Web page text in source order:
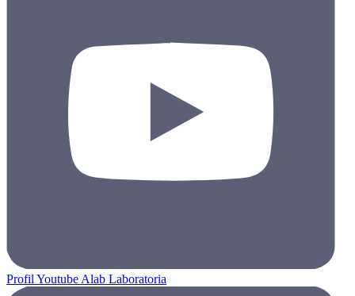
Profil Youtube Alab Laboratoria